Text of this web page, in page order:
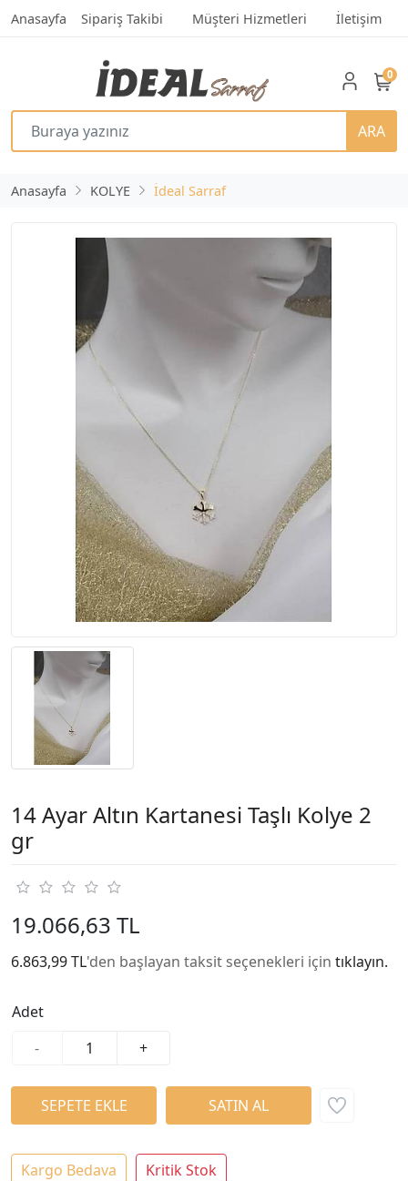
Anasayfa Sipariş Takibi Müşteri Hizmetleri İletişim
ARA
0
Anasayfa KOLYE İdeal Sarraf
14 Ayar Altın Kartanesi Taşlı Kolye 2
gr
19.066,63 TL
6.863,99 TL'den başlayan taksit seçenekleri için tıklayın.
Adet
-
+
Kargo Bedava Kritik Stok